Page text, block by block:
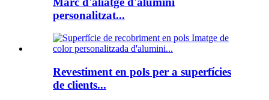
personalitzat...
Revestiment en pols per a superfícies
de clients...